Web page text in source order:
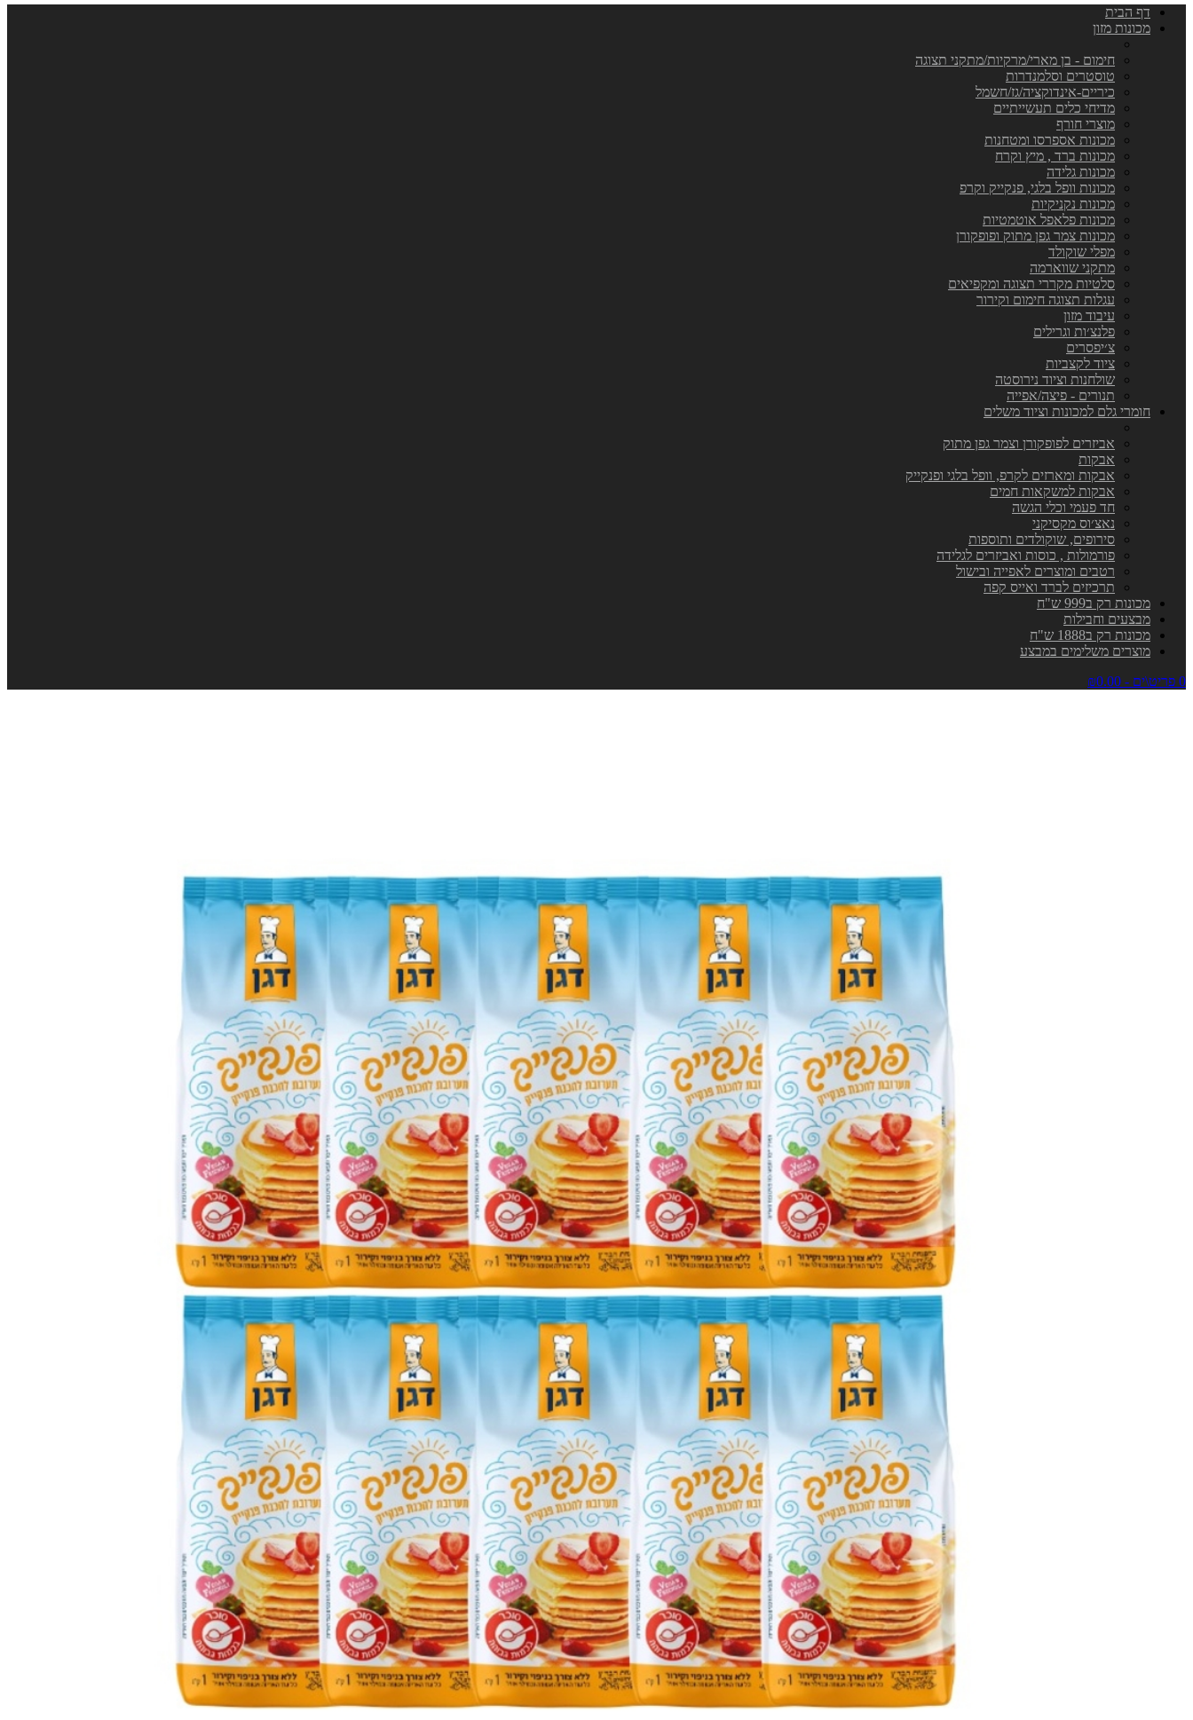
דף הבית
מכונות מזון
חימום - בן מארי/מרקיות/מתקני תצוגה
טוסטרים וסלמנדרות
כיריים-אינדוקציה/גז/חשמל
מדיחי כלים תעשייתיים
מוצרי חורף
מכונות אספרסו ומטחנות
מכונות ברד , מיץ וקרח
מכונות גלידה
מכונות וופל בלגי, פנקייק וקרפ
מכונות נקניקיות
מכונות פלאפל אוטמטיות
מכונות צמר גפן מתוק ופופקורן
מפלי שוקולד
מתקני שווארמה
סלטיות מקררי תצוגה ומקפיאים
עגלות תצוגה חימום וקירור
עיבוד מזון
פלנצ׳ות וגרילים
צ׳יפסרים
ציוד לקצביות
שולחנות וציוד נירוסטה
תנורים - פיצה/אפייה
חומרי גלם למכונות וציוד משלים
אביזרים לפופקורן וצמר גפן מתוק
אבקות
אבקות ומארזים לקרפ, וופל בלגי ופנקייק
אבקות למשקאות חמים
חד פעמי וכלי הגשה
נאצ׳וס מקסיקני
סירופים, שוקולדים ותוספות
פורמולות , כוסות ואביזרים לגלידה
רטבים ומוצרים לאפייה ובישול
תרכיזים לברד ואייס קפה
מכונות רק ב999 ש"ח
מבצעים וחבילות
מכונות רק ב1888 ש"ח
מוצרים משלימים במבצע
0 פריט\ים - ₪0.00